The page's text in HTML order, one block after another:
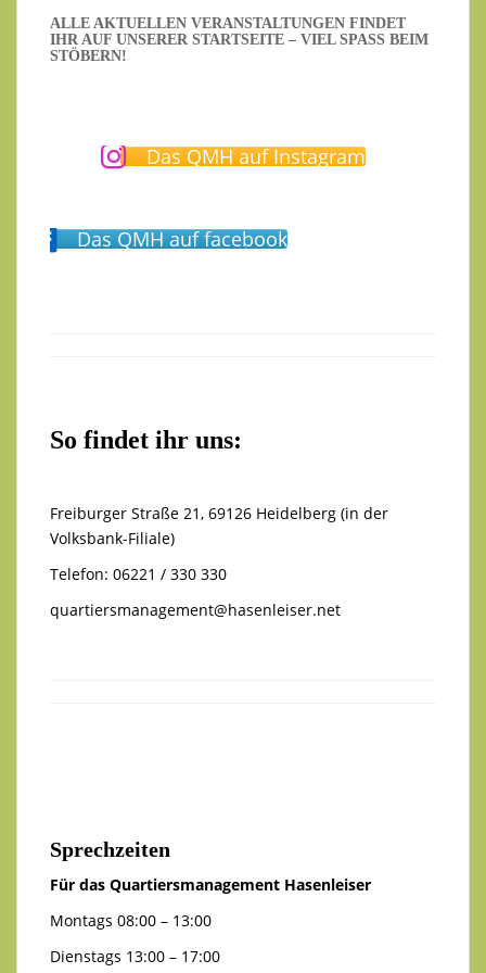
ALLE AKTUELLEN VERANSTALTUNGEN FINDET
IHR AUF UNSERER STARTSEITE – VIEL SPASS BEIM S
TÖBERN!
Das QMH auf Instagram
Das QMH auf facebook
So findet ihr uns:
Freiburger Straße 21, 69126 Heidelberg (in der
Volksbank-Filiale)
Telefon: 06221 / 330 330
quartiersmanagement@hasenleiser.net
Sprechzeiten
Für das Quartiersmanagement Hasenleiser
Montags 08:00 – 13:00
Dienstags 13:00 – 17:00